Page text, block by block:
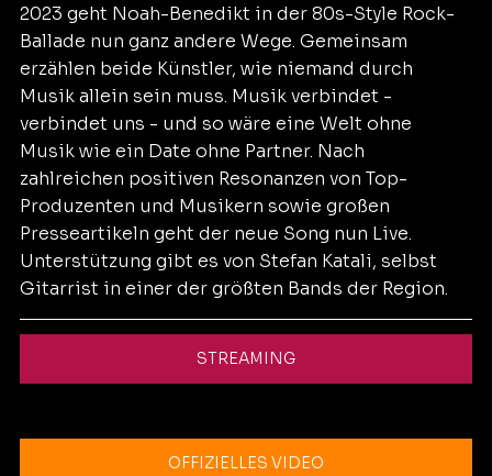
2023 geht Noah-Benedikt in der 80s-Style Rock-
Ballade nun ganz andere Wege. Gemeinsam
erzählen beide Künstler, wie niemand durch
Musik allein sein muss. Musik verbindet -
verbindet uns - und so wäre eine Welt ohne
Musik wie ein Date ohne Partner. Nach
zahlreichen positiven Resonanzen von Top-
Produzenten und Musikern sowie großen
Presseartikeln geht der neue Song nun Live.
Unterstützung gibt es von Stefan Katali, selbst
Gitarrist in einer der größten Bands der Region.
STREAMING
OFFIZIELLES VIDEO